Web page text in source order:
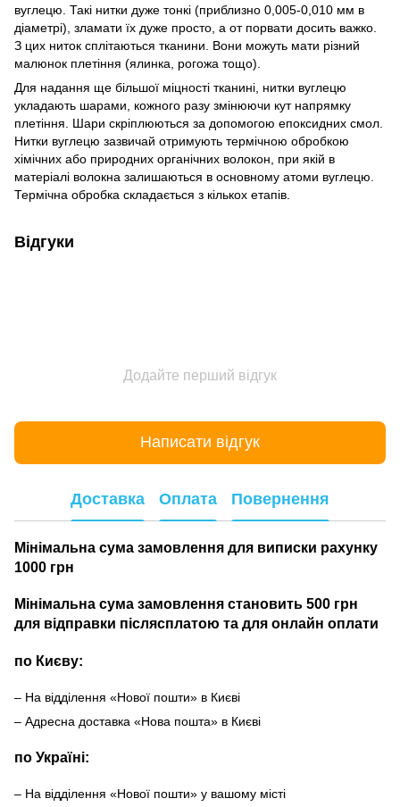
вуглецю. Такі нитки дуже тонкі (приблизно 0,005-0,010 мм в
діаметрі), зламати їх дуже просто, а от порвати досить важко.
З цих ниток сплітаються тканини. Вони можуть мати різний
малюнок плетіння (ялинка, рогожа тощо).
Для надання ще більшої міцності тканині, нитки вуглецю
укладають шарами, кожного разу змінюючи кут напрямку
плетіння. Шари скріплюються за допомогою епоксидних смол.
Нитки вуглецю зазвичай отримують термічною обробкою
хімічних або природних органічних волокон, при якій в
матеріалі волокна залишаються в основному атоми вуглецю.
Термічна обробка складається з кількох етапів.
Відгуки
Додайте перший відгук
Написати відгук
Доставка Оплата Повернення
Мінімальна сума замовлення для виписки рахунку
1000 грн
Мінімальна сума замовлення становить 500 грн
для відправки післясплатою та для онлайн оплати
по Києву:
– На відділення «Нової пошти» в Києві
– Адресна доставка «Нова пошта» в Києві
по Україні:
– На відділення «Нової пошти» у вашому місті